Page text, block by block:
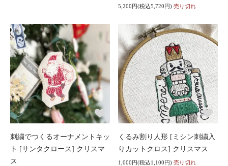
5,200円(税込5,720円) 売り切れ
刺繍でつくるオーナメントキッ
ト [サンタクロース] クリスマ
ス
くるみ割り人形 [ミシン刺繍入
りカットクロス] クリスマス
1,000円(税込1,100円) 売り切れ